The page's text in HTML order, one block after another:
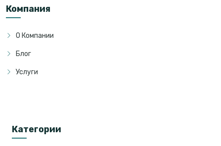
Компания
О Компании
Блог
Услуги
Категории